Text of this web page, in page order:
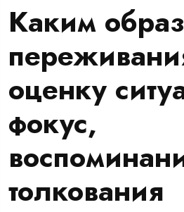
Каким
оценку
фокус,
толкования